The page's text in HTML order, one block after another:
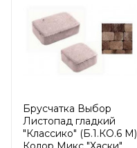
Брусчатка Выбор
Листопад гладкий
"Классико" (Б.1.КО.6 М)